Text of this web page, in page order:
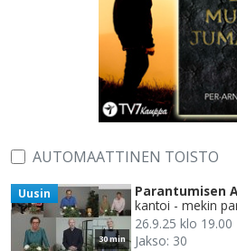
AUTOMAATTINEN TOISTO
30 min
Uusin Parantumisen
kantoi - mekin
26.9.25 klo 19.00
Jakso: 30